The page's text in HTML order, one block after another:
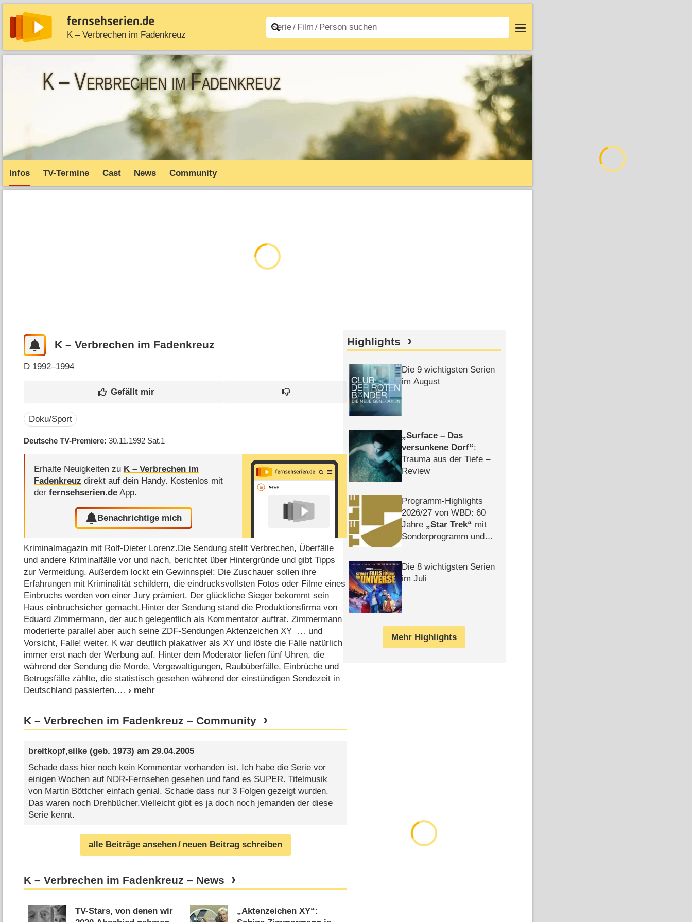
K – Verbrechen im Fadenkreuz
News Entdecken Streaming TV-Starts Filme A–Z Login
K – Verbrechen im Fadenkreuz
Infos TV-Termine Cast News Community
K – Verbrechen im Fadenkreuz
D 1992–1994
Doku/Sport
Deutsche TV-Premiere 30.11.1992 Sat.1
Erhalte Neuigkeiten zu K – Verbrechen im
Fadenkreuz direkt auf dein Handy. Kostenlos mit
derfernsehserien.de App.
Benachrichtige mich
Kriminalmagazin mit Rolf-Dieter Lorenz.Die Sendung stellt Verbrechen, Überfälle
und andere Kriminalfälle vor und nach, berichtet über Hintergründe und gibt Tipps
zur Vermeidung. Außerdem lockt ein Gewinnspiel: Die Zuschauer sollen ihre
Erfahrungen mit Kriminalität schildern, die eindrucksvollsten Fotos oder Filme eines
Einbruchs werden von einer Jury prämiert. Der glückliche Sieger bekommt sein
Haus einbruchsicher gemacht.Hinter der Sendung stand die Produktionsfirma von
Eduard Zimmermann, der auch gelegentlich als Kommentator auftrat. Zimmermann
moderierte parallel aber auch seine ZDF-Sendungen Aktenzeichen XY … und
Vorsicht, Falle! weiter. K war deutlich plakativer als XY und löste die Fälle natürlich
immer erst nach der Werbung auf. Hinter dem Moderator liefen fünf Uhren, die
während der Sendung die Morde, Vergewaltigungen, Raubüberfälle, Einbrüche und
Betrugsfälle zählte, die statistisch gesehen während der einstündigen Sendezeit in
Deutschland passierten.
K – Verbrechen im Fadenkreuz – Community
breitkopf,silke(geb. 1973) am 29.04.2005
Schade dass hier noch kein Kommentar vorhanden ist. Ich habe die Serie vor
einigen Wochen auf NDR-Fernsehen gesehen und fand es SUPER. Titelmusik
von Martin Böttcher einfach genial. Schade dass nur 3 Folgen gezeigt wurden.
Das waren noch Drehbücher.Vielleicht gibt es ja doch noch jemanden der diese
Serie kennt.
alle Beiträge ansehen/ neuen Beitrag schreiben
K – Verbrechen im Fadenkreuz – News
TV-Stars, von denen wir
„Aktenzeichen XY“:
Highlights
Die 9 wichtigsten Serien
im August
Surface – Das
versunkene Dorf :
Trauma aus der Tiefe –
Review
Programm-Highlights
2026/​27 von WBD: 60
Jahre
Star Trek
mit
Sonderprogramm und
Die 8 wichtigsten Serien
im Juli
Mehr Highlights